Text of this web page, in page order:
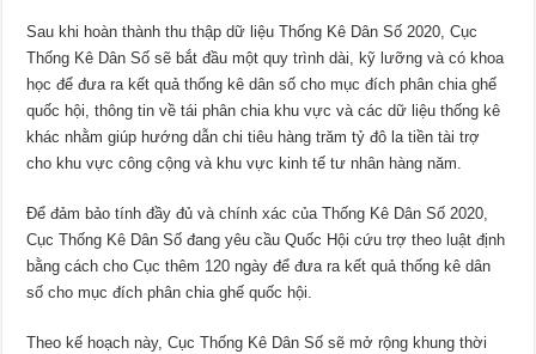
Sau khi hoàn thành thu thập dữ liệu Thống Kê Dân Số 2020, Cục
Thống Kê Dân Số sẽ bắt đầu một quy trình dài, kỹ lưỡng và có khoa
học để đưa ra kết quả thống kê dân số cho mục đích phân chia ghế
quốc hội, thông tin về tái phân chia khu vực và các dữ liệu thống kê
khác nhằm giúp hướng dẫn chi tiêu hàng trăm tỷ đô la tiền tài trợ
cho khu vực công cộng và khu vực kinh tế tư nhân hàng năm.
Để đảm bảo tính đầy đủ và chính xác của Thống Kê Dân Số 2020,
Cục Thống Kê Dân Số đang yêu cầu Quốc Hội cứu trợ theo luật định
bằng cách cho Cục thêm 120 ngày để đưa ra kết quả thống kê dân
số cho mục đích phân chia ghế quốc hội.
Theo kế hoạch này, Cục Thống Kê Dân Số sẽ mở rộng khung thời